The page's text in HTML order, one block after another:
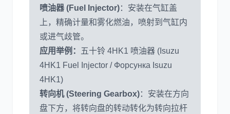
喷油器 (Fuel Injector)：安装在气缸盖
上，精确计量和雾化燃油，喷射到气缸内
或进气歧管。
应用举例：
五十铃 4HK1 喷油器 (Isuzu
4HK1 Fuel Injector / Форсунка Isuzu
4HK1)
转向机 (Steering Gearbox)：安装在方向
盘下方，将转向盘的转动转化为转向拉杆